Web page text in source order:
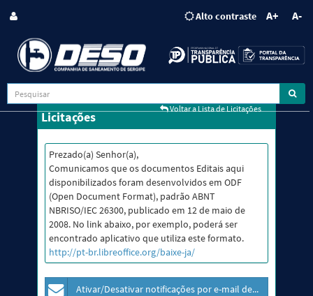
Alto contraste A+ A-
Licitações
Voltar a Lista de Licitações
Prezado(a) Senhor(a),
Comunicamos que os documentos Editais aqui
disponibilizados foram desenvolvidos em ODF
(Open Document Format), padrão ABNT
NBRISO/IEC 26300, publicado em 12 de maio de
2008. No link abaixo, por exemplo, poderá ser
encontrado aplicativo que utiliza este formato.
http://pt-br.libreoffice.org/baixe-ja/
Ativar/Desativar notificações por e-mail dessa licitação